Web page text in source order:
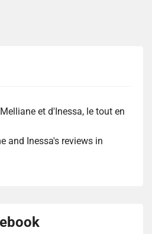
et d'Inessa, le tout en
and Inessa's reviews in